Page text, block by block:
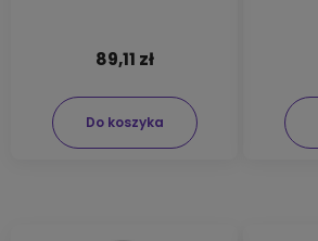
89,11 zł
Do koszyka